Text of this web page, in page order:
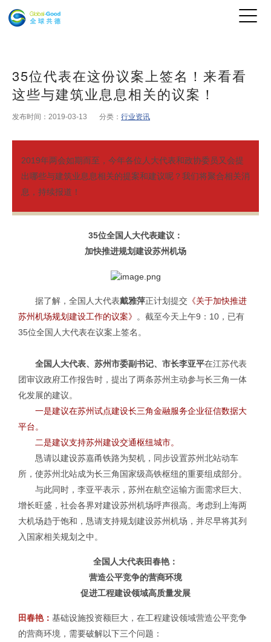
35位代表在这份议案上签名！来看看
这些与建筑业息息相关的议案！
发布时间：2019-03-13 分类： 行业资讯
2019年两会如期而至，今年各位人大代表和政协委员又会提
出哪些与建筑业息息相关的提案和建议呢？我们将聚合相关消
息，持续报道！
35位全国人大代表建议：
加快推进规划建设苏州机场
据了解，全国人大代表戴雅萍正计划提交 《关于加快推进
苏州机场规划建设工作的议案》 。截至今天上午9：10，已有
35位全国人大代表在议案上签名。
全国人大代表、苏州市委副书记、市长李亚平在江苏代表
团审议政府工作报告时，提出了两条苏州主动参与长三角一体
化发展的建议。
一是建议在苏州试点建设长三角金融服务企业征信数据大
平台。
二是建议支持苏州建设交通枢纽城市。
恳请以建设苏嘉甬铁路为契机，同步设置苏州北站动车
所，使苏州北站成为长三角国家级高铁枢纽的重要组成部分。
与此同时，李亚平表示，苏州在航空运输方面需求巨大、
增长旺盛，社会各界对建设苏州机场呼声很高。考虑到上海两
大机场趋于饱和，恳请支持规划建设苏州机场，并尽早将其列
入国家相关规划之中。
全国人大代表田春艳：
营造公平竞争的营商环境
促进工程建设领域高质量发展
田春艳： 基础设施投资额巨大，在工程建设领域营造公平竞争
的营商环境，需要破解以下三个问题：